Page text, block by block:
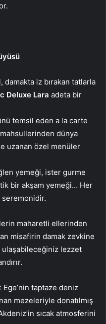
iz bırakan tatlarla
Deluxe Lara adeta bir
temsil eden a la carte
dünya
uzanan özel menüler
yemeği, ister gurme
bir akşam yemeği… Her
seremonidir.
maharetli ellerinden
misafirin damak zevkine
lezzet
: Ege’nin taptaze deniz
mezeleriyle donatılmış
sıcak atmosferini